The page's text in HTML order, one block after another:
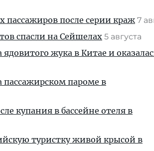
пассажиров после серии краж 7
спасли на Сейшелах 5 августа
жука в Китае и
пассажирском пароме в
купания в бассейне отеля в
туристку живой крысой в